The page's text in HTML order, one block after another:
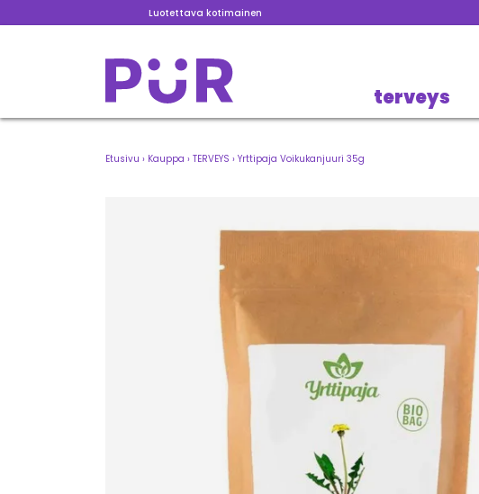
Luotettava kotimainen
terveys
Etusivu › Kauppa › TERVEYS › Yrttipaja Voikukanjuuri 35g